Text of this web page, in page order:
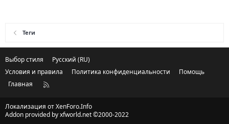
Теги
Выбор стиля
Русский (RU)
Условия и правила
Политика конфиденциальности
Помощь
Главная
R
Локализация отXenForo.Info
Addon provided by xfworld.net ©2000-2022